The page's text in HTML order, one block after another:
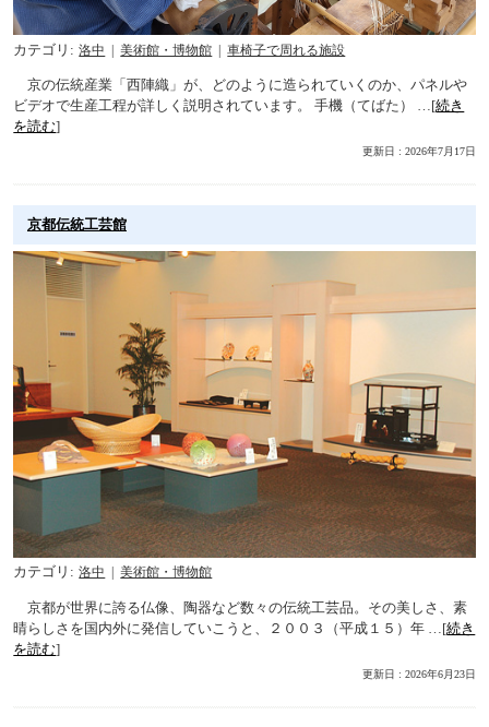
カテゴリ 洛中 美術館・博物館 車椅子で周れる施設
京の伝統産業「西陣織」が、どのように造られていくのか、パネルや
ビデオで生産工程が詳しく説明されています。 手機（てばた） …[続き
を読む]
更新日 : 2026年7月17日
京都伝統工芸館
カテゴリ 洛中 美術館・博物館
京都が世界に誇る仏像、陶器など数々の伝統工芸品。その美しさ、素
晴らしさを国内外に発信していこうと、２００３（平成１５）年 …[続き
を読む]
更新日 : 2026年6月23日